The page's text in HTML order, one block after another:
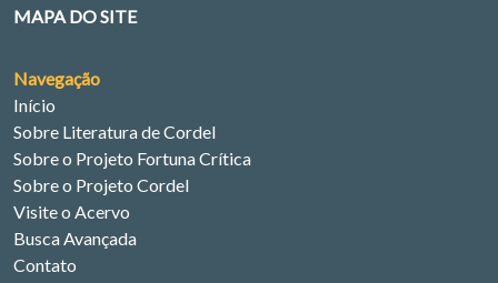
MAPA DO SITE
Navegação
Início
Sobre Literatura de Cordel
Sobre o Projeto Fortuna Crítica
Sobre o Projeto Cordel
Visite o Acervo
Busca Avançada
Contato